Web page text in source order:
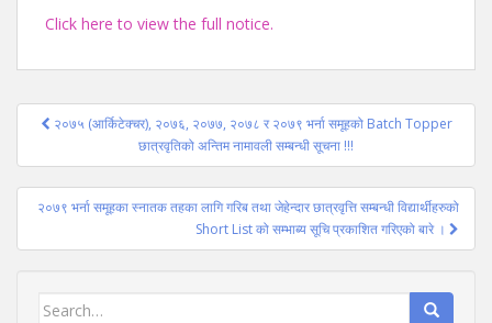
Click here to view the full notice.
Post
navigation
२०७५ (आर्किटेक्चर), २०७६, २०७७, २०७८ र २०७९ भर्ना समूहको Batch Topper
छात्रवृतिको अन्तिम नामावली सम्बन्धी सूचना !!!
२०७९ भर्ना समूहका स्नातक तहका लागि गरिब तथा जेहेन्दार छात्रवृत्ति सम्बन्धी विद्यार्थीहरुको
Short List को सम्भाब्य सूचि प्रकाशित गरिएको बारे ।
Search